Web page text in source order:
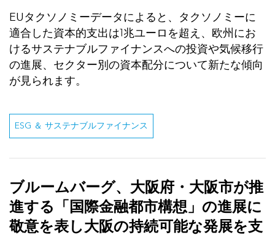
EUタクソノミーデータによると、タクソノミーに
適合した資本的支出は1兆ユーロを超え、欧州にお
けるサステナブルファイナンスへの投資や気候移行
の進展、セクター別の資本配分について新たな傾向
が見られます。
ESG ＆ サステナブルファイナンス
ブルームバーグ、大阪府・大阪市が推
進する「国際金融都市構想」の進展に
敬意を表し大阪の持続可能な発展を支